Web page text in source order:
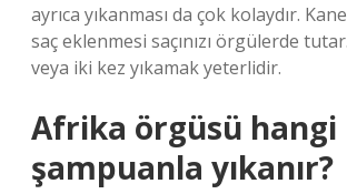
ayrıca yıkanması da çok kolaydır.
saç eklenmesi saçınızı örgülerde
veya iki kez yıkamak yeterlidir.
Afrika örgüsü hangi
şampuanla yıkanır?